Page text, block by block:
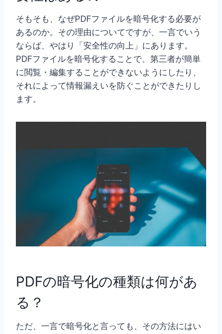
そもそも、なぜPDFファイルを暗号化する必要が
あるのか。その理由についてですが、一言でいう
ならば、やはり「安全性の向上」にあります。
PDFファイルを暗号化することで、第三者が簡単
に閲覧・編集することができないようにしたり、
それによって情報漏えいを防ぐことができたりし
ます。
PDFの暗号化の種類は何があ
る？
ただ、一言で暗号化と言っても、その方法にはい